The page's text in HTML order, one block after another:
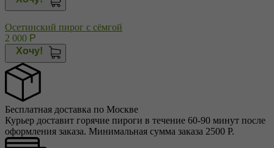
Осетинский пирог с сёмгой
2 000 Р
Хочу!
Бесплатная доставка по Москве
Курьер доставит горячие пироги в течение 60-90 минут после
оформления заказа. Минимальная сумма заказа 2500 Р.